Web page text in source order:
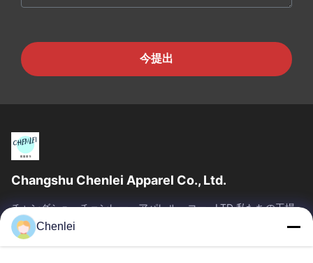
今提出
Changshu Chenlei Apparel Co., Ltd.
チャングシュ・チェンレー・アパレル・コー., LTD 私たちの工場
は2011年に設立され, 江苏省, 鈴州市に位置しています 上海空港か
ら90キロ離れた, 我々は200人以上の労働者を有し,主に編み物製
Chenlei